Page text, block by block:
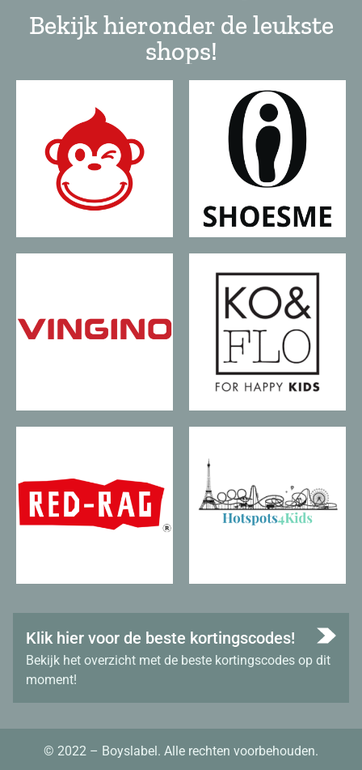
Bekijk hieronder de leukste
shops!
Klik hier voor de beste kortingscodes!
Bekijk het overzicht met de beste kortingscodes op dit
moment!
© 2022 – Boyslabel. Alle rechten voorbehouden.